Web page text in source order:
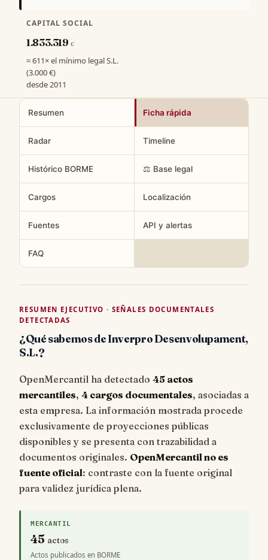
CAPITAL SOCIAL
1.833.319 €
≈ 611× el mínimo legal S.L.
(3.000 €)
desde 2011
Resumen Ficha rápida
Radar Timeline
Histórico BORME ⚖️ Base legal
Cargos Localización
Fuentes API y alertas
FAQ
RESUMEN EJECUTIVO · SEÑALES DOCUMENTALES
DETECTADAS
¿Qué sabemos de Inverpro Desenvolupament,
S.L.?
OpenMercantil ha detectado 45 actos
mercantiles, 4 cargos documentales, asociadas a
esta empresa. La información mostrada procede
exclusivamente de proyecciones públicas
disponibles y se presenta con trazabilidad a
documentos originales. OpenMercantil no es
fuente oficial: contraste con la fuente original
para validez jurídica plena.
MERCANTIL
45 actos
Actos publicados en BORME